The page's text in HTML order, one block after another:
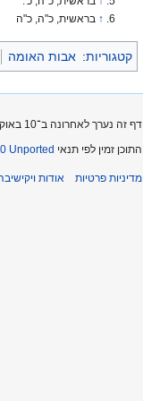
↑ בראשית, כ"ה, כ"ה
קטגוריות: אבות האומה
דף זה נערך לאחרונה ב־10 באוקטובר 2022, בשעה 23:12.
התוכן זמין לפי תנאי Unported
מדיניות פרטיות אודות